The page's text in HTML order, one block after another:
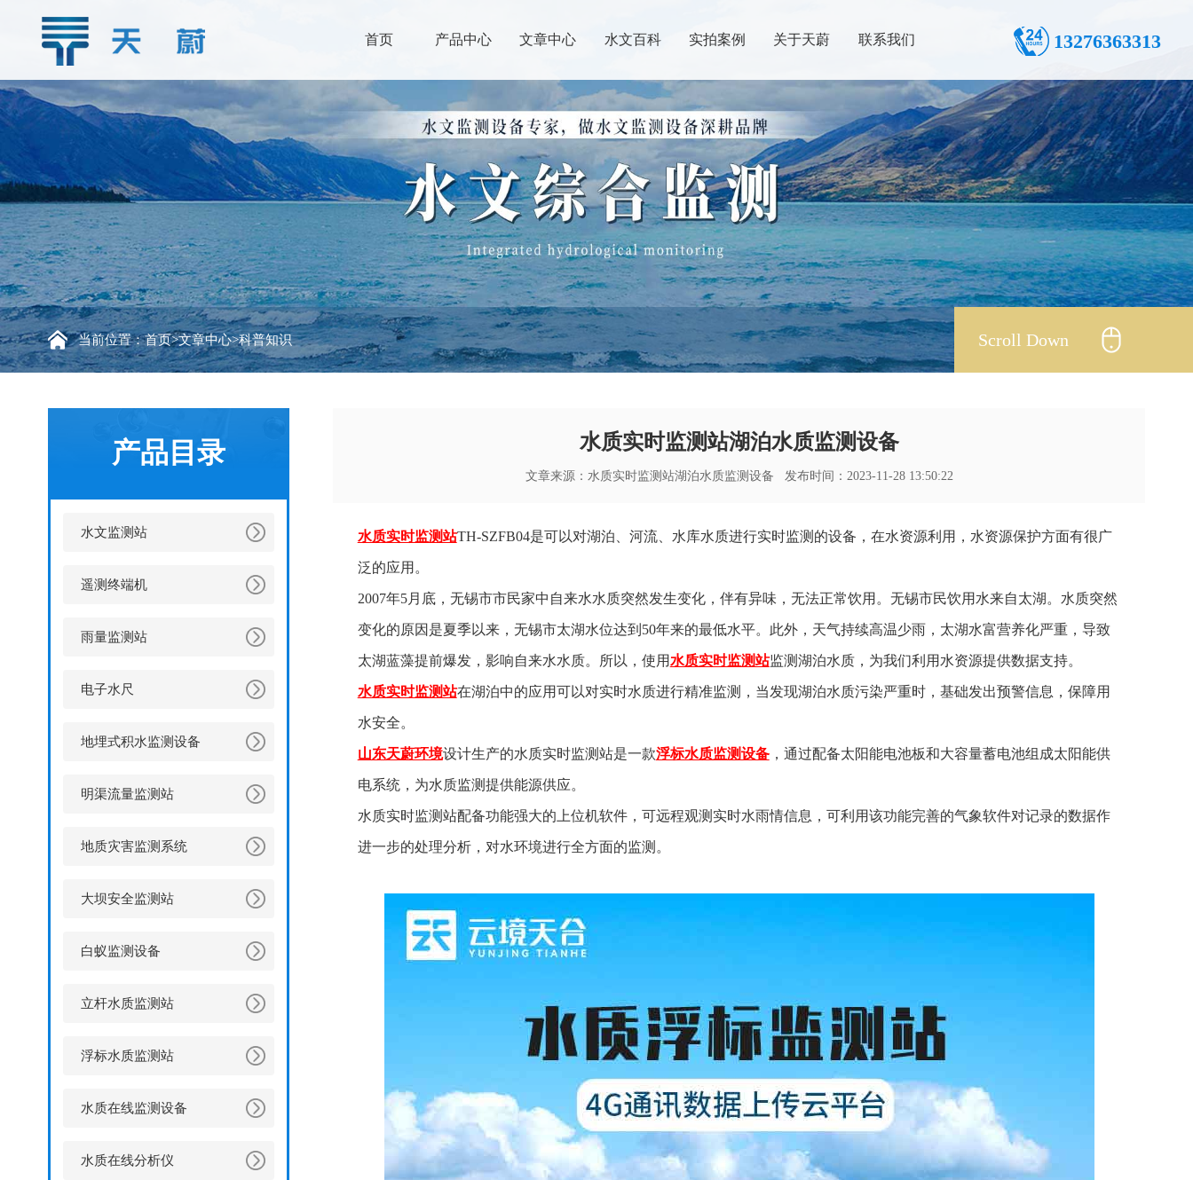
13276363313
首页 产品中心 文章中心 水文百科 实拍案例 关于天蔚 联系我们
当前位置：首页>文章中心>科普知识 Scroll Down
产品目录
水文监测站
遥测终端机
雨量监测站
电子水尺
地埋式积水监测设备
明渠流量监测站
地质灾害监测系统
大坝安全监测站
白蚁监测设备
立杆水质监测站
浮标水质监测站
水质在线监测设备
水质在线分析仪
水质实时监测站湖泊水质监测设备
文章来源： 水质实时监测站湖泊水质监测设备 发布时间：2023-11-28 13:50:22
水质实时监测站TH-SZFB04是可以对湖泊、河流、水库水质进行实时监测的设备，在水资源利用，水资源保护方面有很广
泛的应用。
2007年5月底，无锡市市民家中自来水水质突然发生变化，伴有异味，无法正常饮用。无锡市民饮用水来自太湖。水质突然
变化的原因是夏季以来，无锡市太湖水位达到50年来的最低水平。此外，天气持续高温少雨，太湖水富营养化严重，导致
太湖蓝藻提前爆发，影响自来水水质。所以，使用 水质实时监测站监测湖泊水质，为我们利用水资源提供数据支持。
水质实时监测站在湖泊中的应用可以对实时水质进行精准监测，当发现湖泊水质污染严重时，基础发出预警信息，保障用
水安全。
山东天蔚环境设计生产的水质实时监测站是一款浮标水质监测设备，通过配备太阳能电池板和大容量蓄电池组成太阳能供
电系统，为水质监测提供能源供应。
水质实时监测站配备功能强大的上位机软件，可远程观测实时水雨情信息，可利用该功能完善的气象软件对记录的数据作
进一步的处理分析，对水环境进行全方面的监测。